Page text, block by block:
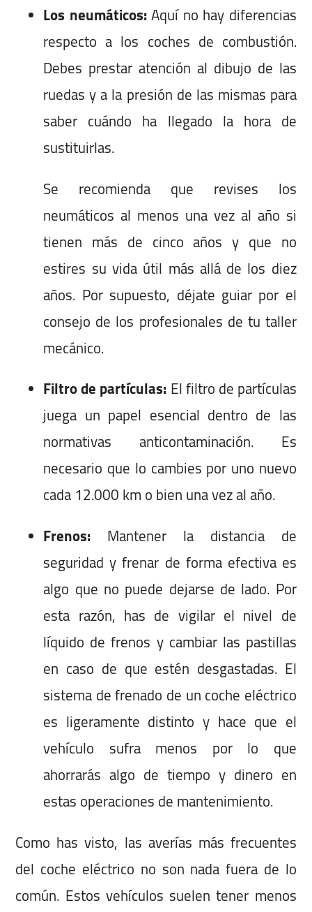
Los neumáticos:Aquí no hay diferencias
respecto a los coches de combustión.
Debes prestar atención al dibujo de las
ruedas y a la presión de las mismas para
saber cuándo ha llegado la hora de
sustituirlas.
Se recomienda que revises los
neumáticos al menos una vez al año si
tienen más de cinco años y que no
estires su vida útil más allá de los diez
años. Por supuesto, déjate guiar por el
consejo de los profesionales de tu taller
mecánico.
Filtro de partículas:El filtro de partículas
juega un papel esencial dentro de las
normativas anticontaminación. Es
necesario que lo cambies por uno nuevo
cada 12.000 km o bien una vez al año.
Frenos: Mantener la distancia de
seguridad y frenar de forma efectiva es
algo que no puede dejarse de lado. Por
esta razón, has de vigilar el nivel de
líquido de frenos y cambiar las pastillas
en caso de que estén desgastadas. El
sistema de frenado de un coche eléctrico
es ligeramente distinto y hace que el
vehículo sufra menos por lo que
ahorrarás algo de tiempo y dinero en
estas operaciones de mantenimiento.
Como has visto, las averías más frecuentes
del coche eléctrico no son nada fuera de lo
común. Estos vehículos suelen tener menos